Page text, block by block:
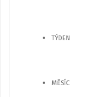
TÝDEN
MĚSÍC